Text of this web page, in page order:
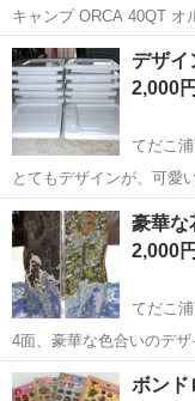
キャンプ ORCA 40QT オルカ クーラーボックス ホワイト 実物確認
いただきご購入お願い致
沖縄 中頭郡 てだ
デザイ
2,000円
てだこ
とてもデザインが、可愛
ンチ×9センチ 高さ=5セン
きるだけ早くとりにきて
くおねがいします。
沖縄 宜野湾市 て
豪華な
2,000円
てだこ
4面、豪華な色合いのデザインです。 サイズ905
さ=24センチ できるだけ早くとりにきてくれる方を優先させていただ
きます。 よろしくおねが
沖縄 宜野湾市
ボンド